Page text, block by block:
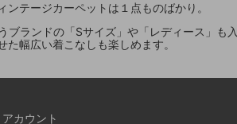
テージカーペットは１点ものばかり。
ブランドの「Sサイズ」や「レディース」も入
幅広い着こなしも楽しめます。
アカウント